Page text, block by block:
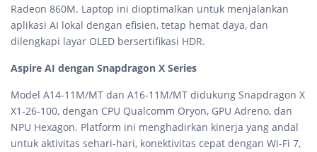
Radeon 860M. Laptop ini dioptimalkan untuk menjalankan
aplikasi AI lokal dengan efisien, tetap hemat daya, dan
dilengkapi layar OLED bersertifikasi HDR.
Aspire AI dengan Snapdragon X Series
Model A14-11M/MT dan A16-11M/MT didukung Snapdragon X
X1-26-100, dengan CPU Qualcomm Oryon, GPU Adreno, dan
NPU Hexagon. Platform ini menghadirkan kinerja yang andal
untuk aktivitas sehari-hari, konektivitas cepat dengan Wi-Fi 7,